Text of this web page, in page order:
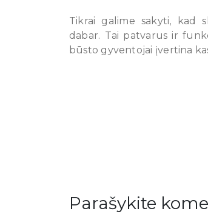
Tikrai galime sakyti, kad
dabar. Tai patvarus ir
būsto gyventojai įvertina
Parašykite